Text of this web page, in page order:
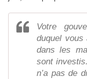
Votre
duquel
dans les
sont
n’a pas de